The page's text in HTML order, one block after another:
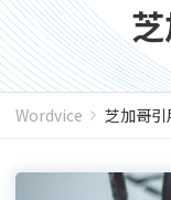
Wordvice 芝加哥